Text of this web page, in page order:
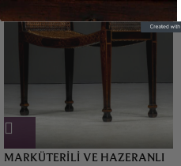
MARKÜTERILI VE HAZERANLI